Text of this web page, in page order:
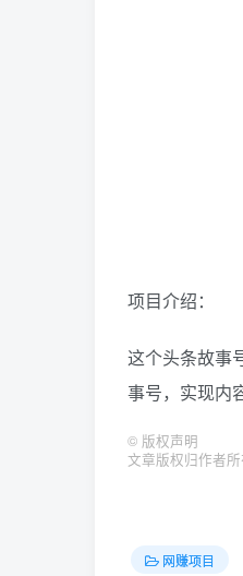
项目介绍：
这个头条故事
事号，实现内
© 版权声明
文章版权归作者所
网赚项目